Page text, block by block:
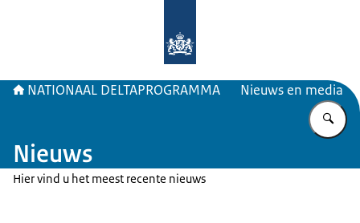
NATIONAAL DELTAPROGRAMMA Nieuws en media
Nieuws
Hier vind u het meest recente nieuws